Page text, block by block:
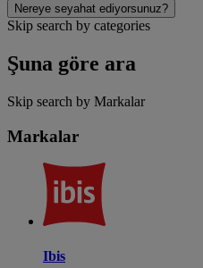
Nereye seyahat ediyorsunuz?
Skip search by categories
Şuna göre ara
Skip search by Markalar
Markalar
Ibis